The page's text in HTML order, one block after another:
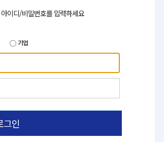
이디/비밀번호를 입력하세요
기업
그인